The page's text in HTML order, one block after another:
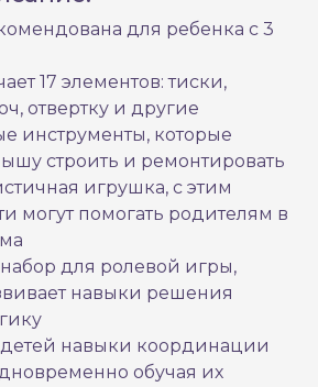
для ребенка с 3
17 элементов: тиски,
отвертку и другие
инструменты, которые
строить и ремонтировать
игрушка, с этим
могут помогать родителям в
для ролевой игры,
навыки решения
детей навыки координации
обучая их